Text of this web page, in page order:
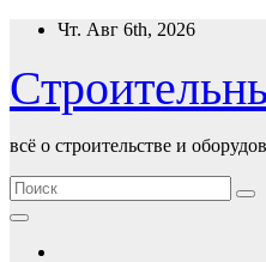
Перейти
содержимому
Чт. Авг 6th, 2026
всё о строительстве и